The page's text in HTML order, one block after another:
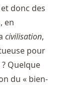
donc des
en
civilisation,
pour
Quelque
du « bien-